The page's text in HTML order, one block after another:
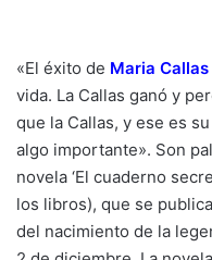
«El éxito de Maria Callas
vida. La Callas ganó y
que la Callas, y ese es
algo importante». Son
novela ‘El cuaderno
los libros), que se
del nacimiento de la